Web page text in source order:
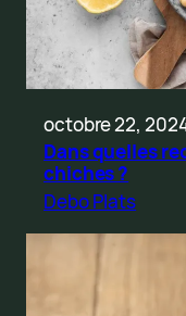
octobre 22,
Dans quelles
chiches ?
Debo Plats